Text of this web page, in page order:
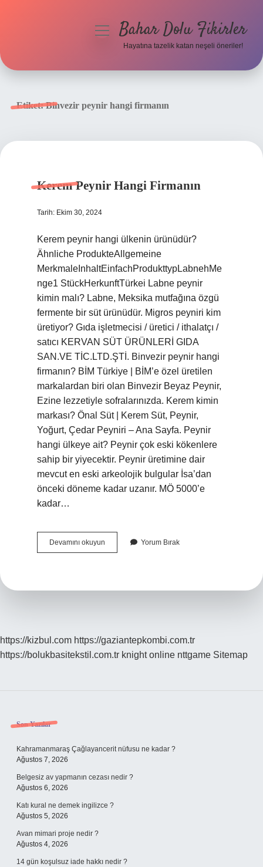
menüyüBahar Dolu Fikirler
Hayatına tazelik katan neşeli öneriler!
Etiket:Binvezir peynir hangi firmanın
Kerem Peynir Hangi Firmanın
Tarih: Ekim 30, 2024
Kerem peynir hangi ülkenin ürünüdür?
Ähnliche ProdukteAllgemeine
MerkmaleInhaltEinfachProdukttypLabnehMe
nge1 StückHerkunftTürkei Labne peynir
kimin malı? Labne, Meksika mutfağına özgü
fermente bir süt ürünüdür. Migros peyniri kim
üretiyor? Gıda işletmecisi / üretici / ithalatçı /
satıcı KERVAN SÜT ÜRÜNLERİ GIDA
SAN.VE TİC.LTD.ŞTİ. Binvezir peynir hangi
firmanın? BİM Türkiye | BİM’e özel üretilen
markalardan biri olan Binvezir Beyaz Peynir,
Ezine lezzetiyle sofralarınızda. Kerem kimin
markası? Önal Süt | Kerem Süt, Peynir,
Yoğurt, Çedar Peyniri – Ana Sayfa. Peynir
hangi ülkeye ait? Peynir çok eski kökenlere
sahip bir yiyecektir. Peynir üretimine dair
mevcut en eski arkeolojik bulgular İsa’dan
önceki döneme kadar uzanır. MÖ 5000’e
kadar…
Devamını okuyun
Peynir
Yorum Bırak
https://kizbul.com https://gaziantepkombi.com.tr
https://bolukbasitekstil.com.tr knight online nttgame Sitemap
Sidebar
Son Yazılar
Kahramanmaraş Çağlayancerit nüfusu ne kadar ?
Ağustos 7, 2026
Belgesiz av yapmanın cezası nedir ?
Ağustos 6, 2026
Katı kural ne demek ingilizce ?
Ağustos 5, 2026
Avan mimari proje nedir ?
Ağustos 4, 2026
14 gün koşulsuz iade hakkı nedir ?